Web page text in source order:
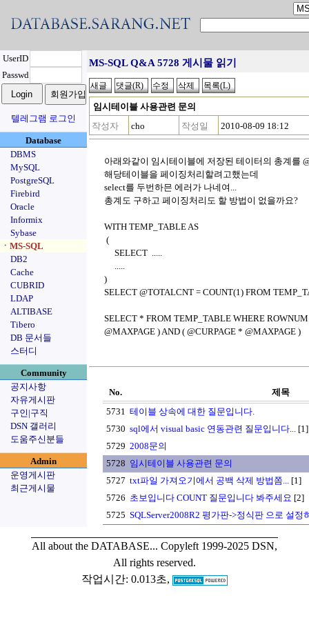
UserID
Passwd
텔레그램 로그인
Database
DBMS
MySQL
PostgreSQL
Firebird
Oracle
Informix
Sybase
ㆍMS-SQL
DB2
Cache
CUBRID
LDAP
ALTIBASE
Tibero
DB 문서들
스터디
Community
공지사항
자유게시판
구인|구직
DSN 갤러리
도움주신분들
Admin
운영게시판
최근게시물
MS-SQL Q&A 5728 게시물 읽기
임시테이블 사용관련 문의
작성자
cho 작성일 2010-08-09 18:12
아래와같이 임시테이블에 저장된 테이터의 총계를
해당테이블을 페이징처리할려고했는데
select를 두번하믄 에러가 나네여...
총계도 구하고 페이징처리도 할 방법이 없을까요?
WITH TEMP_TABLE AS
(
SELECT .....
.....
)
SELECT @TOTALCNT = COUNT(1) FROM
SELECT * FROM TEMP_TABLE WHERE
@MAXPAGE ) AND ( @CURPAGE * @MAXPAGE )
No.
제목
5731 테이블 상속에 대한 질문입니다.
5730 sql에서 visual basic 연동관련 질문입니다... [1]
5729 2008문의
5728 임시테이블 사용관련 문의
5727 txt파일 가져오기에서 공백 삭제 방법쫌... [1]
5726 초보입니다 COUNT 질문입니다 봐주세요 [2]
5725 SQLServer2008R2 평가판->정식판 으로 설
All about the DATABASE... Copyleft 1999-2025 DSN,
All rights reserved.
작업시간: 0.013초,